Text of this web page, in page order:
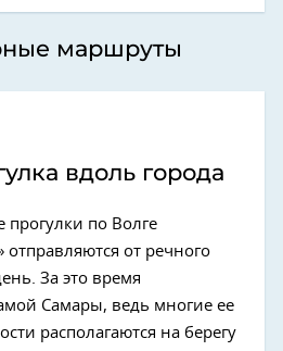
маршруты
вдоль города
прогулки по Волге
отправляются от речного
За это время
Самары, ведь многие ее
располагаются на берегу